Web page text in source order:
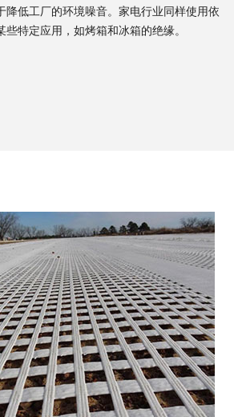
降低工厂的环境噪音。家电行业同样使用依
特定应用，如烤箱和冰箱的绝缘。